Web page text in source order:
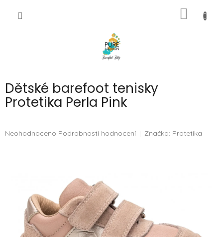
Dětské barefoot tenisky
Protetika Perla Pink
Průměrné
hvězdiček.
Neohodnoceno Podrobnosti hodnocení Značka: Protetika